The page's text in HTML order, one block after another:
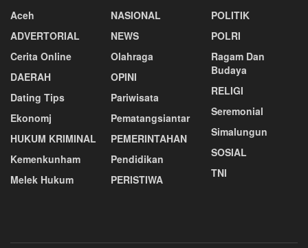
Aceh
ADVERTORIAL
Cerita Online
DAERAH
Dating Tips
Ekonomj
HUKUM KRIMINAL
Kemenkunham
Melek Hukum
NASIONAL
NEWS
Olahraga
OPINI
Pariwisata
Pematangsiantar
PEMERINTAHAN
Pendidikan
PERISTIWA
POLITIK
POLRI
Ragam Dan
Budaya
RELIGI
Seremonial
Simalungun
SOSIAL
TNI